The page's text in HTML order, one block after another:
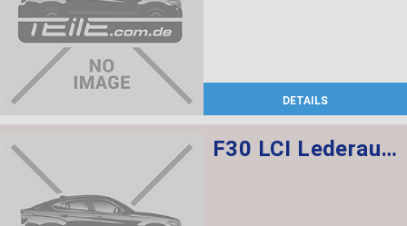
DETAILS
F30 LCI Lederausstattung Dakota/ Schwarz, Elektrische Sportsitze mit memory vorne, Sitzheizung vorne + hinten